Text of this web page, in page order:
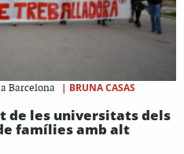
Barcelona | BRUNA CASAS
de les universitats dels
famílies amb alt